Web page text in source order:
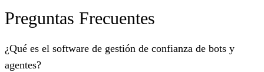
Preguntas Frecuentes
¿Qué es el software de gestión de confianza de bots y
agentes?